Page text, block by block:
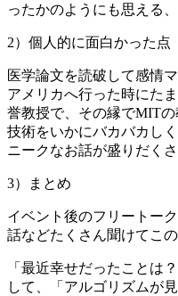
ったかのようにも思える
2）個人的に面白かった点
医学論文を読破して感情
アメリカへ行った時にた
誉教授で、その縁でMIT
技術をいかにバカバカし
ニークなお話が盛りだくさ
3）まとめ
イベント後のフリートー
話などたくさん聞けてこ
「最近幸せだったことは
して、「アルゴリズムが